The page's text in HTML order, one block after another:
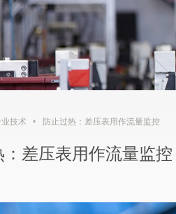
技术 防止过热：差压表用作流量监控
：差压表用作流量监控